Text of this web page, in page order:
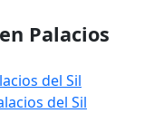
Palacios
del Sil
del Sil